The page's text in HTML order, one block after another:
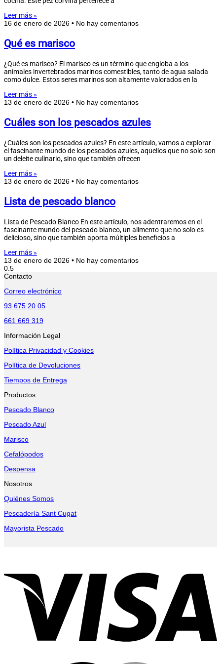
Leer más »
16 de enero de 2026
No hay comentarios
Qué es marisco
¿Qué es marisco? El marisco es un término que engloba a los
animales invertebrados marinos comestibles, tanto de agua salada
como dulce. Estos seres marinos son altamente valorados en la
Leer más »
13 de enero de 2026
No hay comentarios
Cuáles son los pescados azules
¿Cuáles son los pescados azules? En este artículo, vamos a explorar
el fascinante mundo de los pescados azules, aquellos que no solo son
un deleite culinario, sino que también ofrecen
Leer más »
13 de enero de 2026
No hay comentarios
Lista de pescado blanco
Lista de Pescado Blanco En este artículo, nos adentraremos en el
fascinante mundo del pescado blanco, un alimento que no solo es
delicioso, sino que también aporta múltiples beneficios a
Leer más »
13 de enero de 2026
No hay comentarios
Contacto
Correo electrónico
93 675 20 05
661 669 319
Información Legal
Política Privacidad y Cookies
Política de Devoluciones
Tiempos de Entrega
Productos
Pescado Blanco
Pescado Azul
Marisco
Cefalópodos
Despensa
Nosotros
Quiénes Somos
Pescadería Sant Cugat
Mayorista Pescado